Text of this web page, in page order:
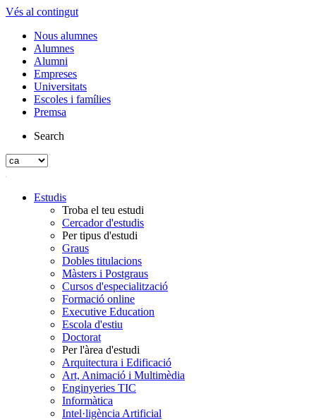
Vés al contingut
Nous alumnes
Alumnes
Alumni
Empreses
Universitats
Escoles i famílies
Premsa
Search
Estudis
Troba el teu estudi
Cercador d'estudis
Per tipus d'estudi
Graus
Dobles titulacions
Màsters i Postgraus
Cursos d'especialització
Formació online
Executive Education
Escola d'estiu
Doctorat
Per l'àrea d'estudi
Arquitectura i Edificació
Art, Animació i Multimèdia
Enginyeries TIC
Informàtica
Intel·ligència Artificial